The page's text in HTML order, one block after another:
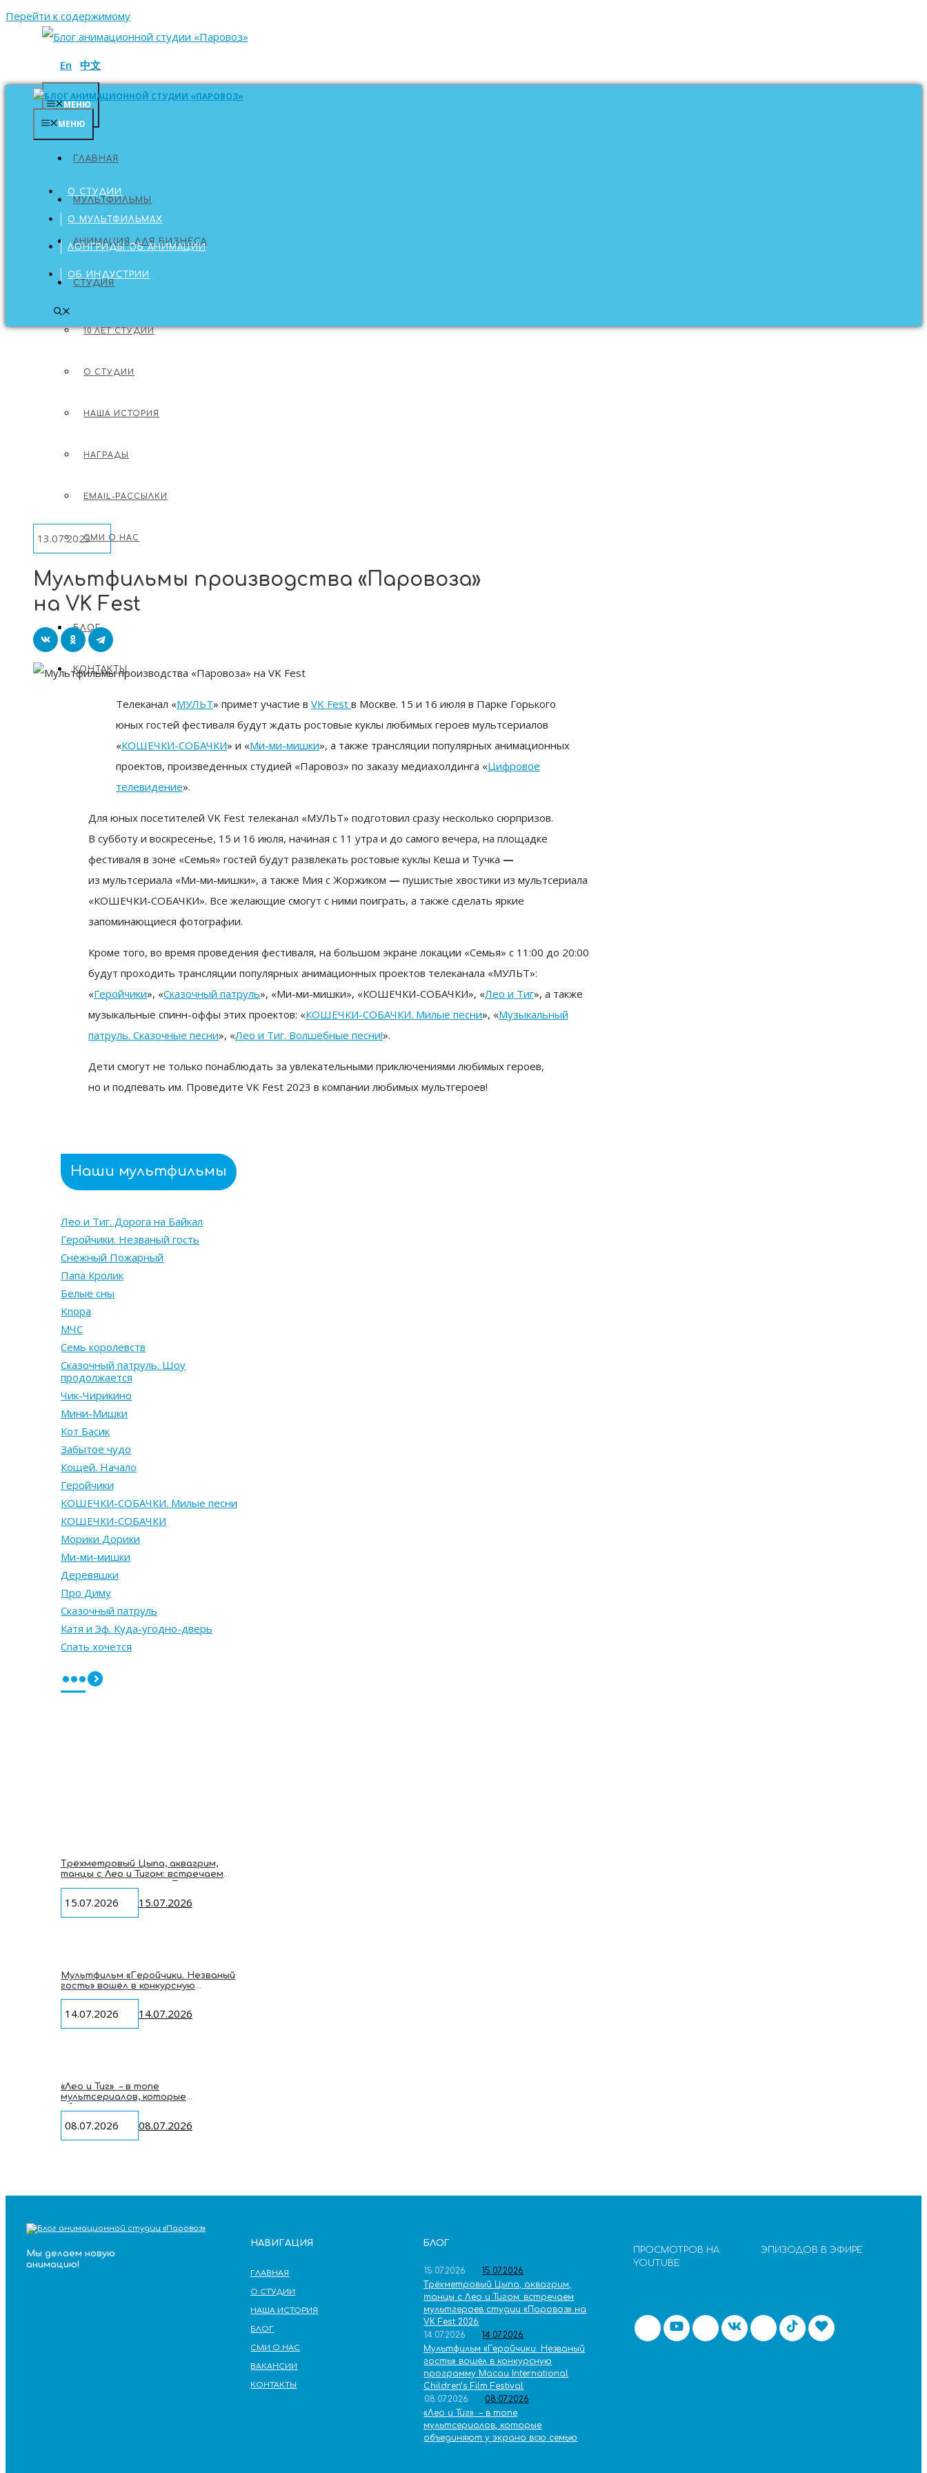
Перейти к содержимому
En 中文
МЕНЮ
ГЛАВНАЯ
МУЛЬТФИЛЬМЫ
АНИМАЦИЯ ДЛЯ БИЗНЕСА
СТУДИЯ
10 ЛЕТ СТУДИИ
О СТУДИИ
НАША ИСТОРИЯ
НАГРАДЫ
EMAIL-РАССЫЛКИ
СМИ О НАС
ВАКАНСИИ
БЛОГ
КОНТАКТЫ
МЕНЮ
ГЛАВНАЯ
О СТУДИИ
О МУЛЬТФИЛЬМАХ
ЛОНГРИДЫ ОБ АНИМАЦИИ
ОБ ИНДУСТРИИ
О МУЛЬТФИЛЬМАХ
Мультфильмы производства «Паровоза»
на VK Fest
13.07.2023
Телеканал «МУЛЬТ» примет участие в VK Fest в Москве. 15 и 16 июля в Парке Горького
юных гостей фестиваля будут ждать ростовые куклы любимых героев мультсериалов
«КОШЕЧКИ-СОБАЧКИ» и «Ми-ми-мишки», а также трансляции популярных анимационных
проектов, произведенных студией «Паровоз» по заказу медиахолдинга «Цифровое
телевидение».
Для юных посетителей VK Fest телеканал «МУЛЬТ» подготовил сразу несколько сюрпризов.
В субботу и воскресенье, 15 и 16 июля, начиная с 11 утра и до самого вечера, на площадке
фестиваля в зоне «Семья» гостей будут развлекать ростовые куклы Кеша и Тучка —
из мультсериала «Ми-ми-мишки», а также Мия с Жоржиком — пушистые хвостики из мультсериала
«КОШЕЧКИ-СОБАЧКИ». Все желающие смогут с ними поиграть, а также сделать яркие
запоминающиеся фотографии.
Кроме того, во время проведения фестиваля, на большом экране локации «Семья» с 11:00 до 20:00
будут проходить трансляции популярных анимационных проектов телеканала «МУЛЬТ»:
«Геройчики», «Сказочный патруль», «Ми-ми-мишки», «КОШЕЧКИ-СОБАЧКИ», «Лео и Тиг», а также
музыкальные спинн-оффы этих проектов: «КОШЕЧКИ-СОБАЧКИ. Милые песни», «Музыкальный
патруль. Сказочные песни», «Лео и Тиг. Волшебные песни!».
Дети смогут не только понаблюдать за увлекательными приключениями любимых героев,
но и подпевать им. Проведите VK Fest 2023 в компании любимых мультгероев!
Наши мультфильмы
Лео и Тиг. Дорога на Байкал
Геройчики. Незваный гость
Снежный Пожарный
Папа Кролик
Белые сны
Knopa
МЧС
Семь королевств
Сказочный патруль. Шоу
продолжается
Чик-Чирикино
Мини-Мишки
Кот Басик
Забытое чудо
Кощей. Начало
Геройчики
КОШЕЧКИ-СОБАЧКИ. Милые песни
КОШЕЧКИ-СОБАЧКИ
Морики Дорики
Ми-ми-мишки
Деревяшки
Про Диму
Сказочный патруль
Катя и Эф. Куда-угодно-дверь
Спать хочется
•••
Трёхметровый Цыпа, аквагрим,
танцы с Лео и Тигом: встречаем
15.07.2026 15.07.2026
Мультфильм «Геройчики. Незваный
гость» вошёл в конкурсную
14.07.2026 14.07.2026
«Лео и Тиг» – в топе
мультсериалов, которые
08.07.2026 08.07.2026
Мы делаем новую
анимацию!
НАВИГАЦИЯ
ГЛАВНАЯ
О СТУДИИ
НАША ИСТОРИЯ
БЛОГ
СМИ О НАС
ВАКАНСИИ
КОНТАКТЫ
БЛОГ
Трёхметровый Цыпа, аквагрим,
танцы с Лео и Тигом: встречаем
мультгероев студии «Паровоз» на
VK Fest 2026
15.07.2026 15.07.2026
Мультфильм «Геройчики. Незваный
гость» вошёл в конкурсную
программу Macau International
Children’s Film Festival
14.07.2026 14.07.2026
«Лео и Тиг» – в топе
мультсериалов, которые
объединяют у экрана всю семью
08.07.2026 08.07.2026
ПРОСМОТРОВ НА
YOUTUBE
ЭПИЗОДОВ В ЭФИРЕ